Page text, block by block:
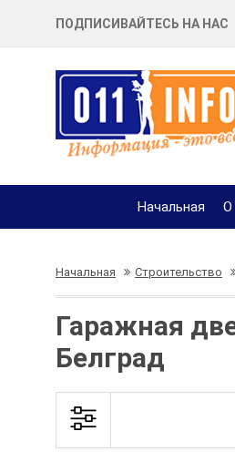
ПОДПИСИВАЙТЕСЬ НА НАС
Начальная О
Начальная Строительство
Гаражная
Белград